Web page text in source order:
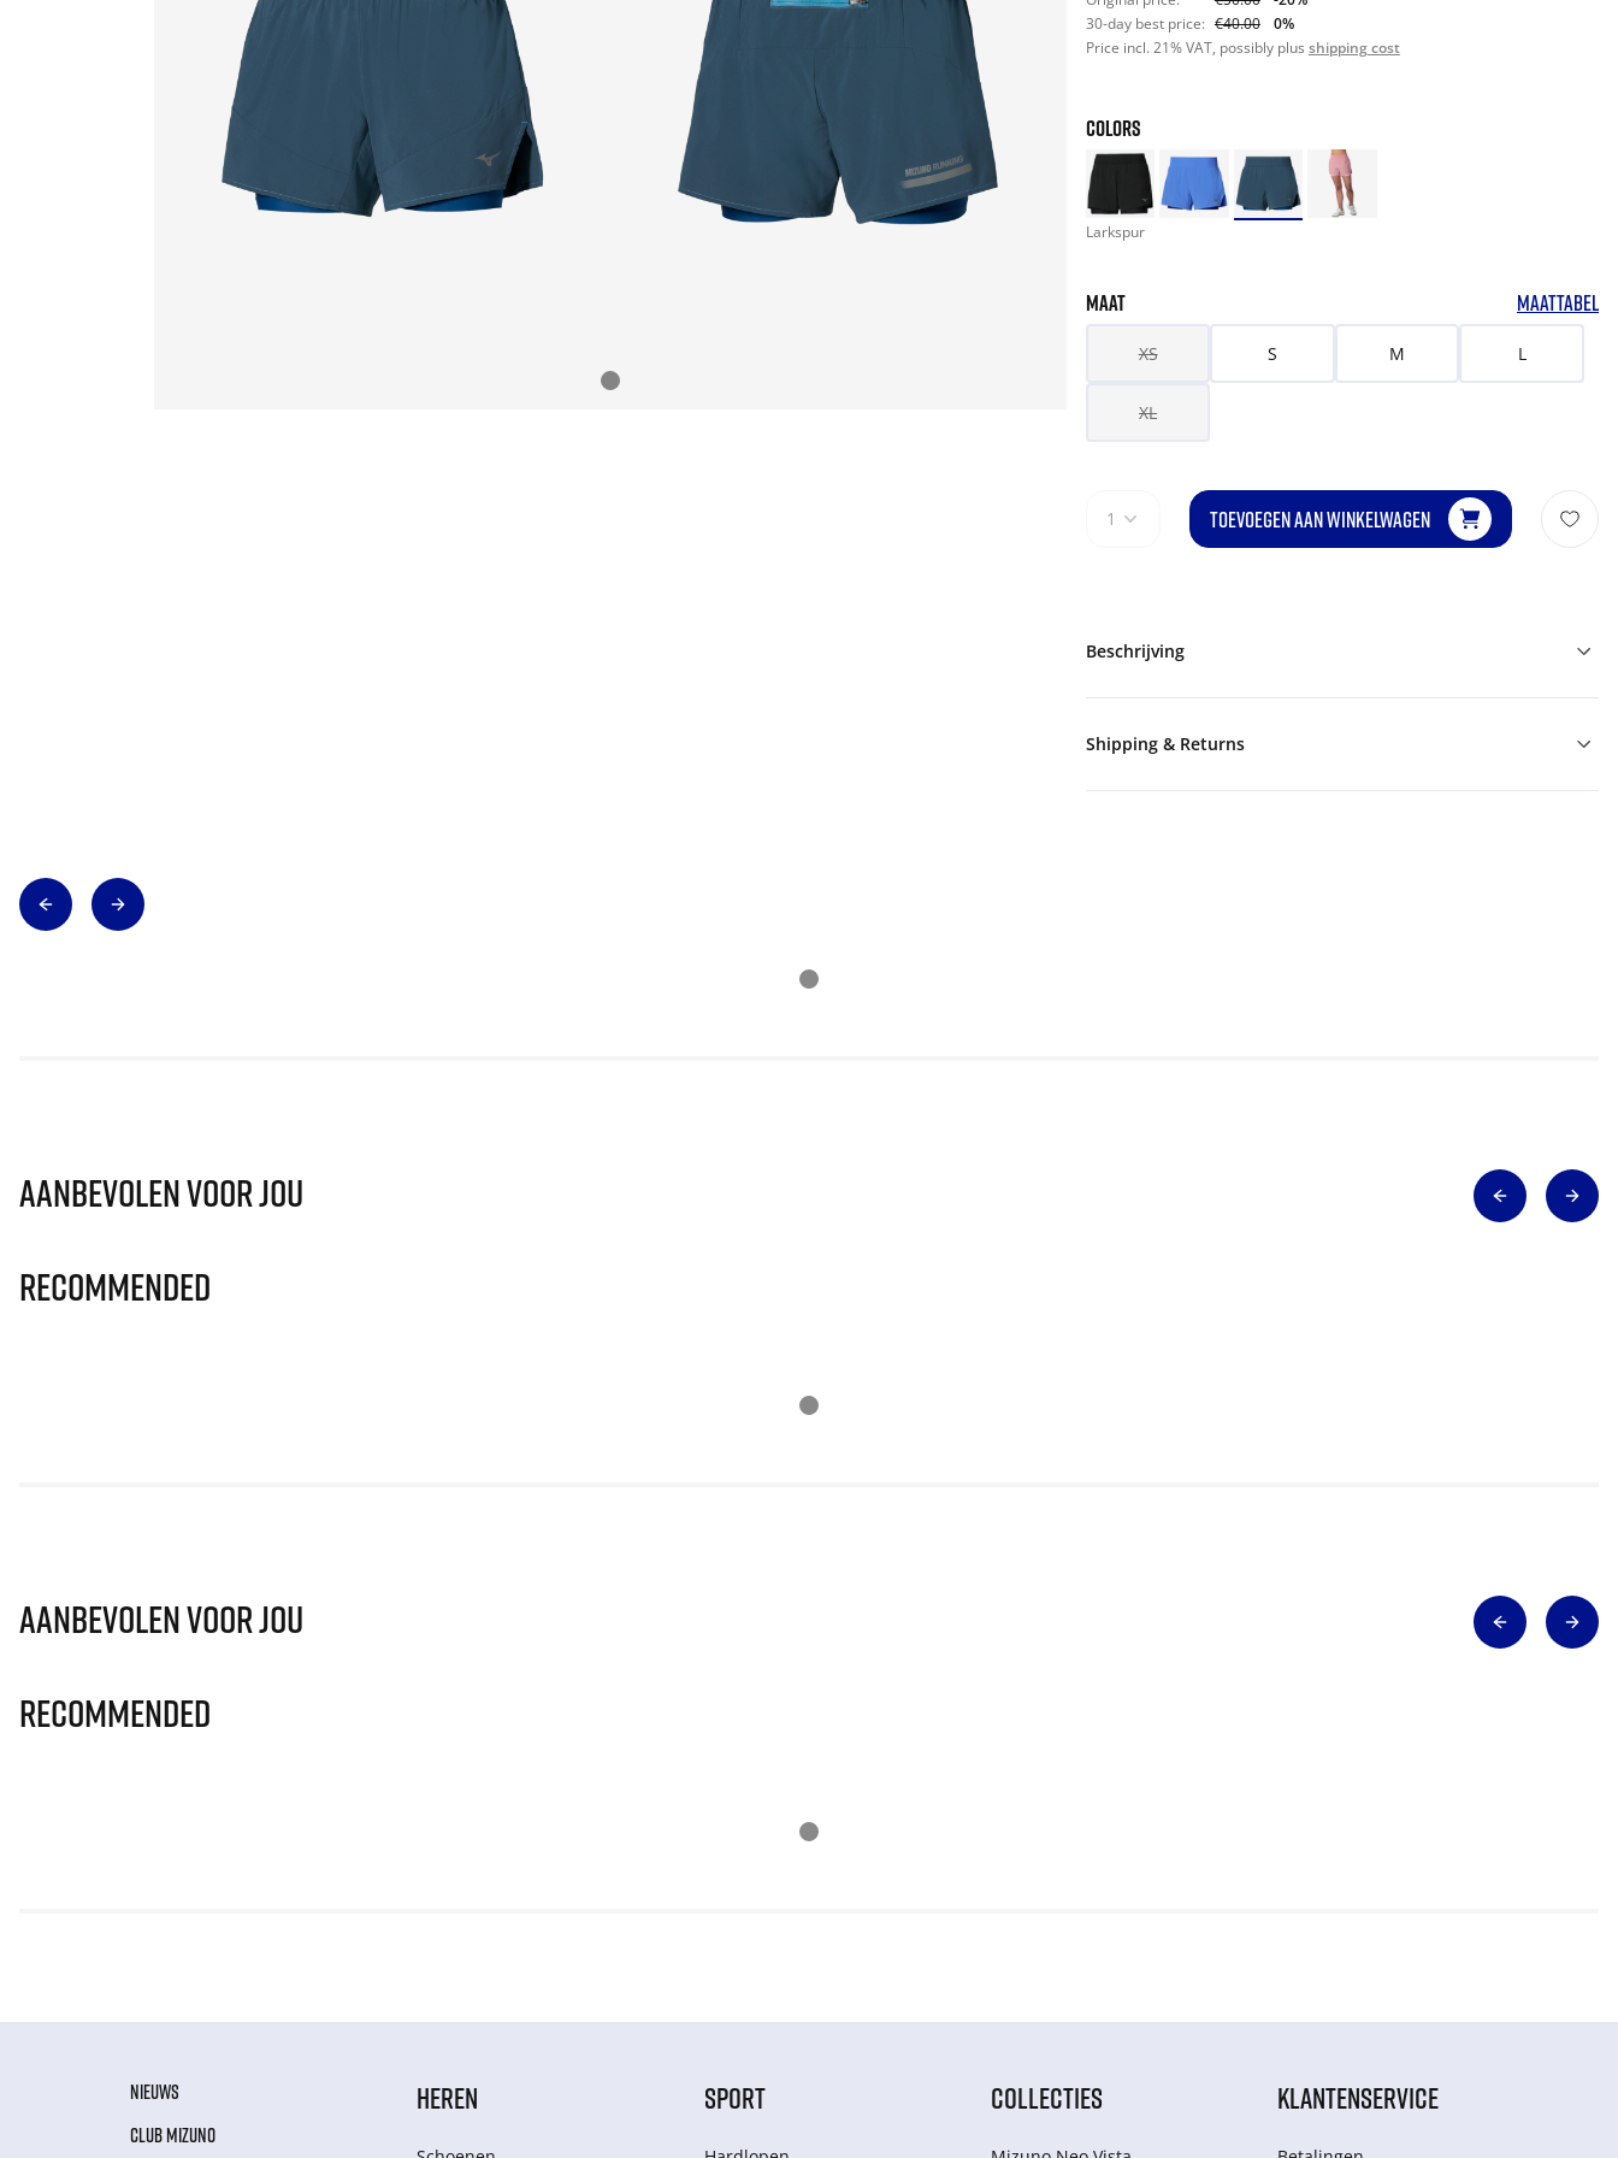
30-day best price: €40.00
0%
Price incl. 21% VAT, possibly plus shipping cost
COLORS
Larkspur
MAAT MAATTABEL
XS S M L
XL
1 TOEVOEGEN AAN WINKELWAGEN
Beschrijving
Shipping & Returns
Aanbevolen voor jou
Recommended
Aanbevolen voor jou
Recommended
NIEUWS
CLUB MIZUNO
HEREN SPORT COLLECTIES KLANTENSERVICE